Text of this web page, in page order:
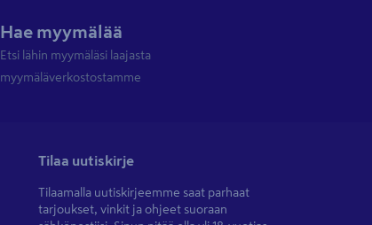
Hae myymälää
Etsi lähin myymäläsi laajasta
myymäläverkostostamme
Tilaa uutiskirje
Tilaamalla uutiskirjeemme saat parhaat
tarjoukset, vinkit ja ohjeet suoraan